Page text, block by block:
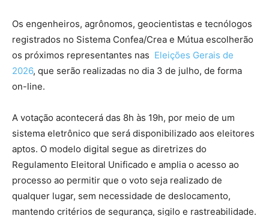
Os engenheiros, agrônomos, geocientistas e tecnólogos
registrados no Sistema Confea/Crea e Mútua escolherão
os próximos representantes nas Eleições Gerais de
2026, que serão realizadas no dia 3 de julho, de forma
on-line.
A votação acontecerá das 8h às 19h, por meio de um
sistema eletrônico que será disponibilizado aos eleitores
aptos. O modelo digital segue as diretrizes do
Regulamento Eleitoral Unificado e amplia o acesso ao
processo ao permitir que o voto seja realizado de
qualquer lugar, sem necessidade de deslocamento,
mantendo critérios de segurança, sigilo e rastreabilidade.